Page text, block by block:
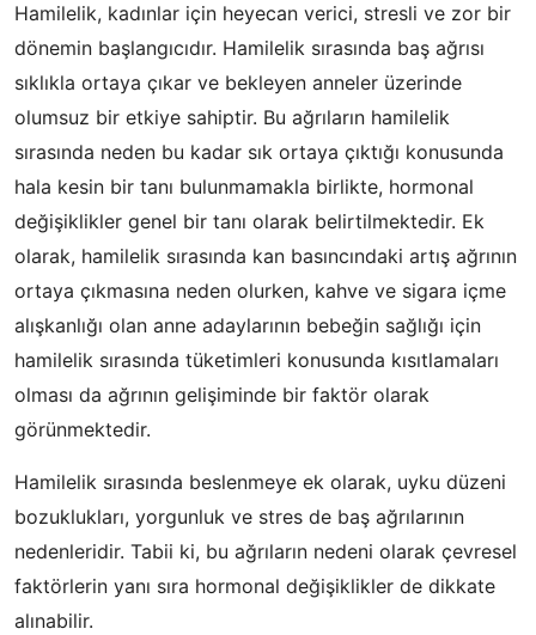
Hamilelik, kadınlar için heyecan verici, stresli ve zor bir
dönemin başlangıcıdır. Hamilelik sırasında baş ağrısı
sıklıkla ortaya çıkar ve bekleyen anneler üzerinde
olumsuz bir etkiye sahiptir. Bu ağrıların hamilelik
sırasında neden bu kadar sık ortaya çıktığı konusunda
hala kesin bir tanı bulunmamakla birlikte, hormonal
değişiklikler genel bir tanı olarak belirtilmektedir. Ek
olarak, hamilelik sırasında kan basıncındaki artış ağrının
ortaya çıkmasına neden olurken, kahve ve sigara içme
alışkanlığı olan anne adaylarının bebeğin sağlığı için
hamilelik sırasında tüketimleri konusunda kısıtlamaları
olması da ağrının gelişiminde bir faktör olarak
görünmektedir.
Hamilelik sırasında beslenmeye ek olarak, uyku düzeni
bozuklukları, yorgunluk ve stres de baş ağrılarının
nedenleridir. Tabii ki, bu ağrıların nedeni olarak çevresel
faktörlerin yanı sıra hormonal değişiklikler de dikkate
alınabilir.